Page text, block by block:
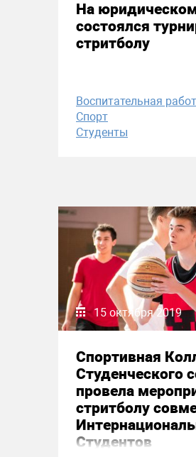
На
состоялся
стритболу
Воспитательная
Спорт
Студенты
15 октября 2019
Спортивная
Студенческого
провела
стритболу
Студентов